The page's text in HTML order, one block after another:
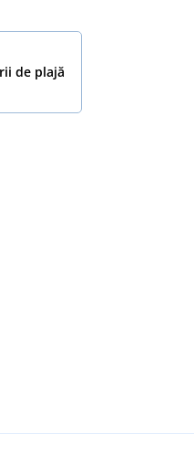
de plajă